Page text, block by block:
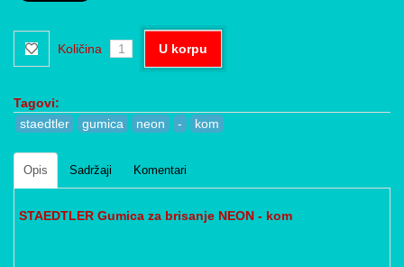
Količina U korpu
Tagovi:
staedtler
gumica neon - kom
Opis Sadržaji Komentari
STAEDTLER Gumica za brisanje NEON - kom